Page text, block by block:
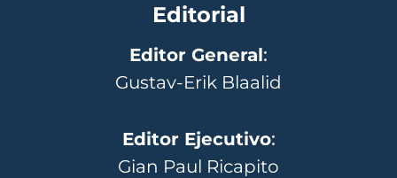
Editorial
Editor General:
Gustav-Erik Blaalid
Editor Ejecutivo:
Gian Paul Ricapito